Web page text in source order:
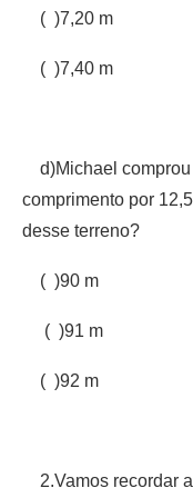
( )7,20 m
( )7,40 m
d)Michael comprou
comprimento por
desse terreno?
( )90 m
( )91 m
( )92 m
2.Vamos recordar